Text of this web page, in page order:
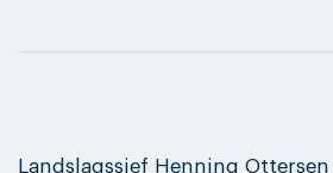
Landslagssjef Henning